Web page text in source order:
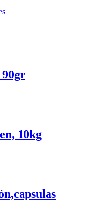
90gr
10kg